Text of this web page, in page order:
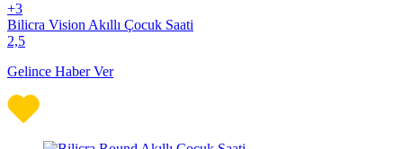
+3
Bilicra Vision Akıllı Çocuk Saati
2,5
Gelince Haber Ver